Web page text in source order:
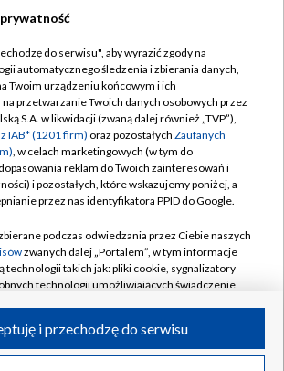
TVP
Abonament TVP
Sklep TVP
Biuro Reklamy
Oferta Handlowa
Emisja w TVP
Rada Programowa
Ogłoszenia przetargowe
Akademia Telewizyjna
Regulamin TVP
Polityka prywatności
Moje zgody
Biuro reklamy
Kanały
Polska Spółka Akcyjna w likwidacji
do serwisu", aby wyrazić zgody na
automatycznego śledzenia i zbierania danych,
Twoim urządzeniu końcowym i ich
przetwarzanie Twoich danych osobowych przez
S.A. w likwidacji (zwaną dalej również „TVP”),
IAB* (1201 firm) oraz pozostałych Zaufanych
, w celach marketingowych (w tym do
reklam do Twoich zainteresowań i
i pozostałych, które wskazujemy poniżej, a
przez nas identyfikatora PPID do Google.
podczas odwiedzania przez Ciebie naszych
zwanych dalej „Portalem”, w tym informacje
technologii takich jak: pliki cookie, sygnalizatory
technologii umożliwiających świadczenie
i przechodzę do serwisu